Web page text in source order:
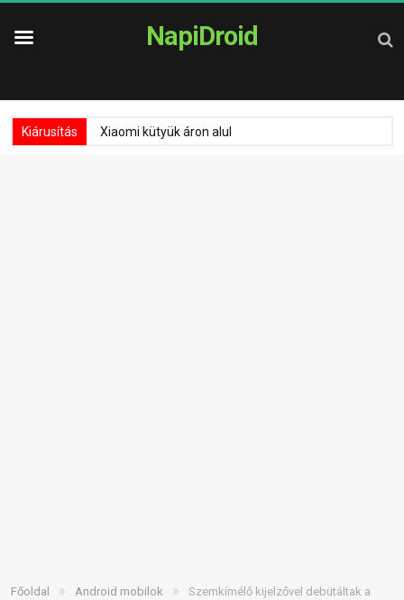
NapiDroid
Kiárusítás Xiaomi kütyük áron alul
Főoldal » Android mobilok »
Szemkímélő kijelzővel debütáltak a